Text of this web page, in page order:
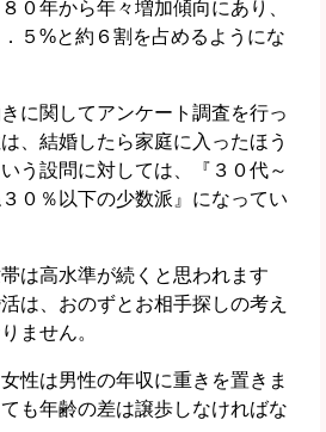
０年から年々増加傾向にあり、
５%と約６割を占めるようにな
に関してアンケート調査を行っ
、結婚したら家庭に入ったほう
う設問に対しては、『３０代～
０％以下の少数派』になってい
は高水準が続くと思われます
は、おのずとお相手探しの考え
ません。
性は男性の年収に重きを置きま
も年齢の差は譲歩しなければな